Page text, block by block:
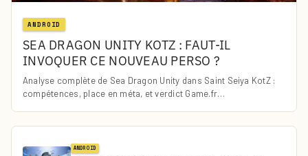
ANDROID
SEA DRAGON UNITY KOTZ : FAUT-IL
INVOQUER CE NOUVEAU PERSO ?
Analyse complète de Sea Dragon Unity dans Saint Seiya KotZ :
compétences, place en méta, et verdict Game.fr…
ANDROID